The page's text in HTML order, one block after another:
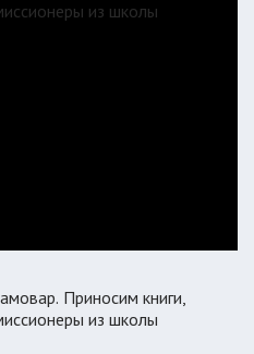
Приносим книги,
из школы